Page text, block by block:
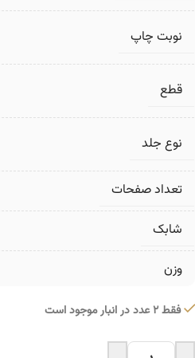
نوبت چاپ
قطع
نوع جلد
تعداد صفحات
شابک
وزن
فقط 2 عدد در انبار موجود است